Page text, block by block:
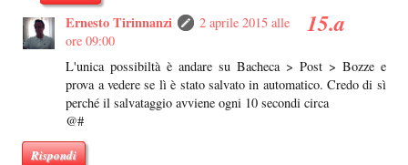
Ernesto Tirinnanzi
2 aprile 2015 alle
ore 09:00
L'unica possibiltà è andare su Bacheca > Post > Bozze e
prova a vedere se lì è stato salvato in automatico. Credo di sì
perché il salvataggio avviene ogni 10 secondi circa
@#
Rispondi